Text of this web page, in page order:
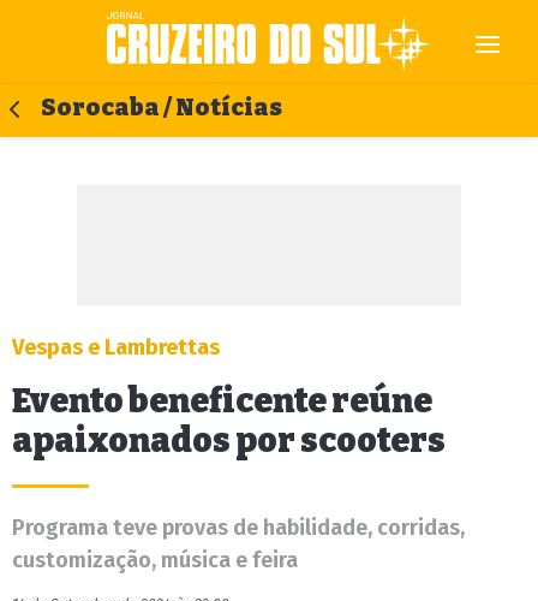
Sorocaba / Notícias
Vespas e Lambrettas
Evento beneficente reúne
apaixonados por scooters
Programa teve provas de habilidade, corridas,
customização, música e feira